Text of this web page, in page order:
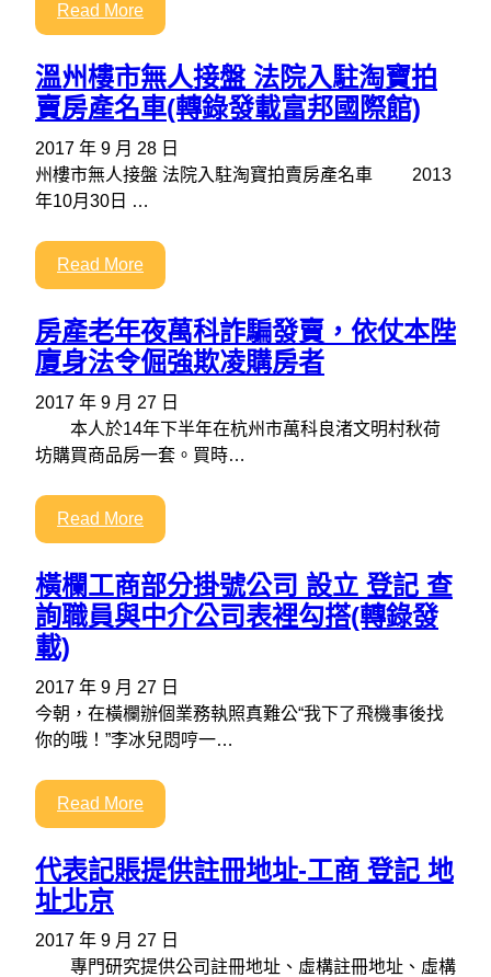
Read More
溫州樓市無人接盤 法院入駐淘寶拍
賣房產名車(轉錄發載富邦國際館)
2017 年 9 月 28 日
州樓市無人接盤 法院入駐淘寶拍賣房產名車 2013
年10月30日 …
Read More
房產老年夜萬科詐騙發賣，依仗本陛
廈身法令倔強欺凌購房者
2017 年 9 月 27 日
本人於14年下半年在杭州市萬科良渚文明村秋荷
坊購買商品房一套。買時…
Read More
橫欄工商部分掛號公司 設立 登記 查
詢職員與中介公司表裡勾搭(轉錄發
載)
2017 年 9 月 27 日
今朝，在橫欄辦個業務執照真難公“我下了飛機事後找
你的哦！”李冰兒悶哼一…
Read More
代表記賬提供註冊地址-工商 登記 地
址北京
2017 年 9 月 27 日
專門研究提供公司註冊地址、虛構註冊地址、虛構